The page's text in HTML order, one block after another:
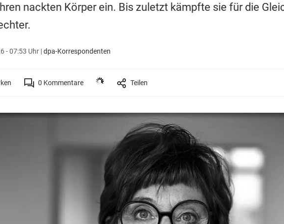
nackten Körper ein. Bis zuletzt kämpfte sie für die
- 07:53 Uhr |dpa-Korrespondenten
0 Kommentare Teilen